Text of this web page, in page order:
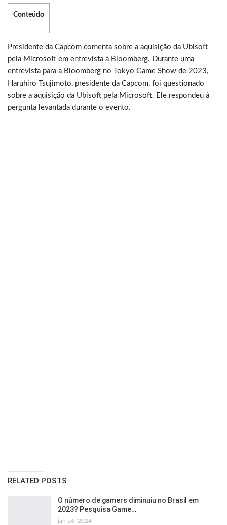
Conteúdo
Presidente da Capcom comenta sobre a aquisição da Ubisoft
pela Microsoft em entrevista à Bloomberg. Durante uma
entrevista para a Bloomberg no Tokyo Game Show de 2023,
Haruhiro Tsujimoto, presidente da Capcom, foi questionado
sobre a aquisição da Ubisoft pela Microsoft. Ele respondeu à
pergunta levantada durante o evento.
RELATED POSTS
O número de gamers diminuiu no Brasil em
2023? Pesquisa Game…
jan 26, 2024